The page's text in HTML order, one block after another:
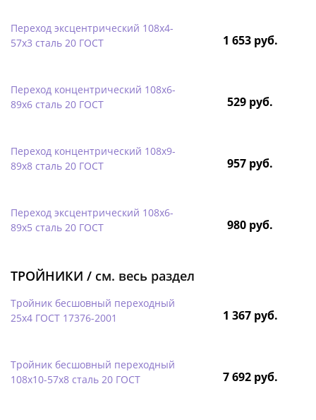
Переход эксцентрический 108х4-
57х3 сталь 20 ГОСТ
1 653 руб.
Переход концентрический 108х6-
89х6 сталь 20 ГОСТ
529 руб.
Переход концентрический 108х9-
89х8 сталь 20 ГОСТ
957 руб.
Переход эксцентрический 108х6-
89х5 сталь 20 ГОСТ
980 руб.
ТРОЙНИКИ / см. весь раздел
Тройник бесшовный переходный
25х4 ГОСТ 17376-2001
1 367 руб.
Тройник бесшовный переходный
108х10-57х8 сталь 20 ГОСТ
7 692 руб.